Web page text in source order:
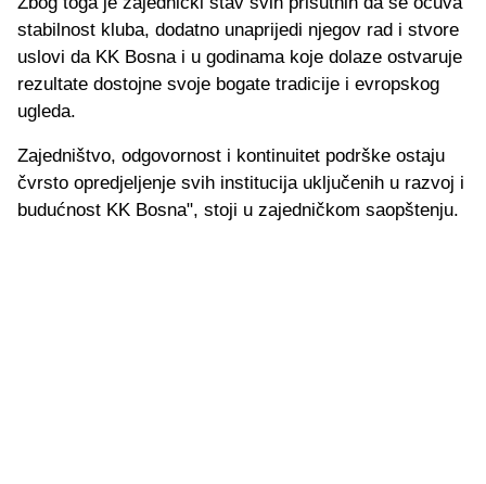
stabilnost kluba, dodatno unaprijedi njegov rad i stvore
uslovi da KK Bosna i u godinama koje dolaze ostvaruje
rezultate dostojne svoje bogate tradicije i evropskog
ugleda.
Zajedništvo, odgovornost i kontinuitet podrške ostaju
čvrsto opredjeljenje svih institucija uključenih u razvoj i
budućnost KK Bosna", stoji u zajedničkom saopštenju.